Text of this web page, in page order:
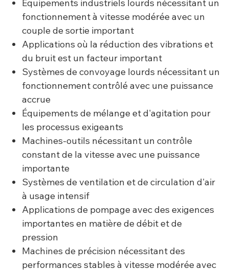
Équipements industriels lourds nécessitant un
fonctionnement à vitesse modérée avec un
couple de sortie important
Applications où la réduction des vibrations et
du bruit est un facteur important
Systèmes de convoyage lourds nécessitant un
fonctionnement contrôlé avec une puissance
accrue
Équipements de mélange et d'agitation pour
les processus exigeants
Machines-outils nécessitant un contrôle
constant de la vitesse avec une puissance
importante
Systèmes de ventilation et de circulation d'air
à usage intensif
Applications de pompage avec des exigences
importantes en matière de débit et de
pression
Machines de précision nécessitant des
performances stables à vitesse modérée avec